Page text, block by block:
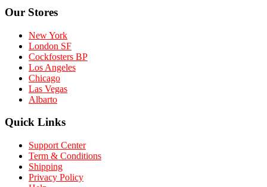
Our Stores
New York
London SF
Cockfosters BP
Los Angeles
Chicago
Las Vegas
Albarto
Quick Links
Support Center
Term & Conditions
Shipping
Privacy Policy